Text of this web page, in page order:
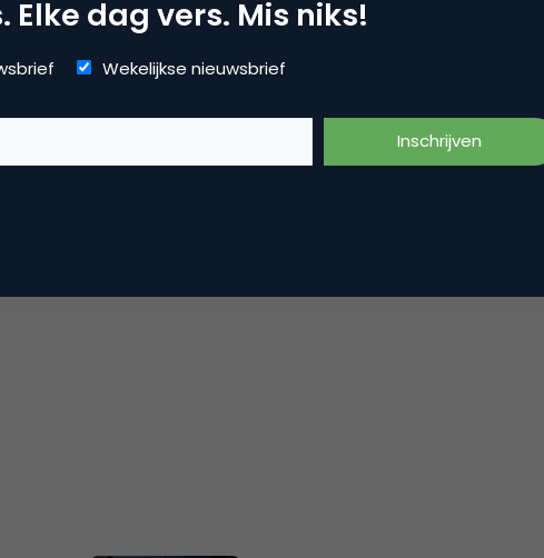
dag vers. Mis niks!
Wekelijkse nieuwsbrief